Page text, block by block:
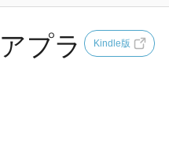
プラ
Kindle版